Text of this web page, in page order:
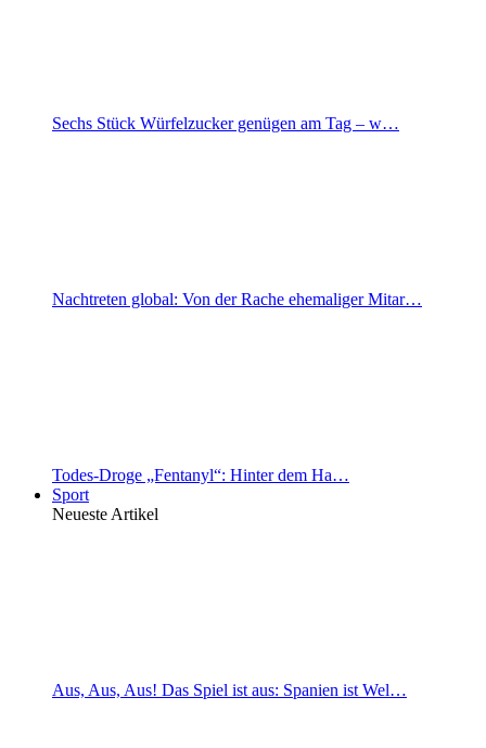
Sechs Stück Würfelzucker genügen am Tag – w…
Nachtreten global: Von der Rache ehemaliger Mitar…
Todes-Droge „Fentanyl“: Hinter dem Ha…
Sport
Neueste Artikel
Aus, Aus, Aus! Das Spiel ist aus: Spanien ist Wel…